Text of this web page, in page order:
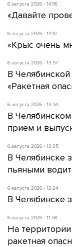
6 августа 2026 - 14:56
«Давайте
6 августа 2026 - 14:10
«Крыс очень
6 августа 2026 - 13:57
В
«Ракетная
6 августа 2026 - 13:54
В
приём и
6 августа 2026 - 13:35
В Челябинске
пьяными
6 августа 2026 - 12:24
В Челябинске
6 августа 2026 - 11:58
На
ракетная